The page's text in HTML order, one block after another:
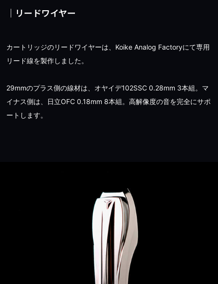
｜リードワイヤー
カートリッジのリードワイヤーは、Koike Analog Factoryにて専用
リード線を製作しました。
29mmのプラス側の線材は、オヤイデ102SSC 0.28mm 3本組。マ
イナス側は、日立OFC 0.18mm 8本組。高解像度の音を完全にサポ
ートします。